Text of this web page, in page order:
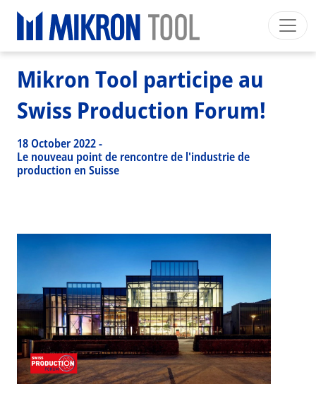
Français Mon Compte Download
Main navigation
SECTEURS INDUSTRIELS
PRODUITS
SERVICES
Breadcrumb
HOME > NEWS EVENTS > NEWS >
MIKRON TOOL PARTICIPE AU SWISS PRODUCTION FORUM!
Mikron Tool participe au
Swiss Production Forum!
18 October 2022-
Le nouveau point de rencontre de l'industrie de
production en Suisse